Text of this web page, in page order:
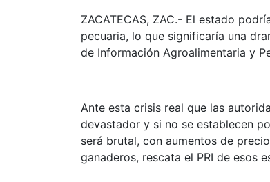
ZACATECAS, ZAC.- El estado
pecuaria, lo que significaría una
de Información Agroalimentaria y
Ante esta crisis real que las
devastador y si no se establecen
será brutal, con aumentos de
ganaderos, rescata el PRI de esos